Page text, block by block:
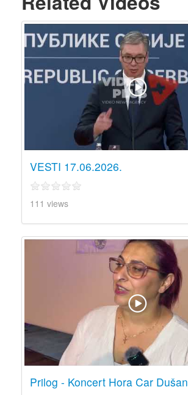
VESTI 17.06.2026.
111 views
Prilog - Koncert Hora Car Dušan